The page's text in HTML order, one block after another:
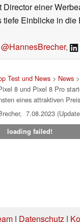
Director einer
tiefe Einblicke in die
@HannesBrecher,
Test und News> News>
8 und Pixel 8 Pro
eines attraktiven
7.08.2023
loading failed!
| Datenschutz|